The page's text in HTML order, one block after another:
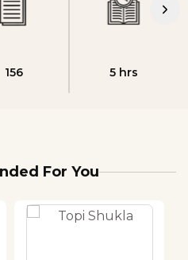
156 5 hrs
For You